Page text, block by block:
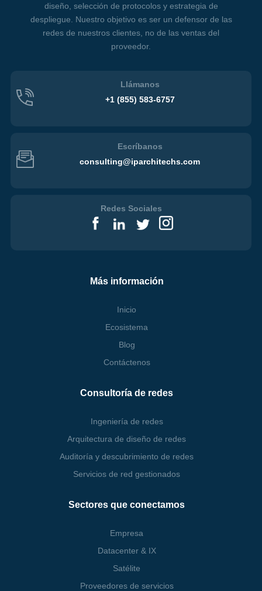
diseño, selección de protocolos y estrategia de
despliegue. Nuestro objetivo es ser un defensor de las
redes de nuestros clientes, no de las ventas del
proveedor.
Llámanos
+1 (855) 583-6757
Escríbanos
consulting@iparchitechs.com
Redes Sociales
Más información
Inicio
Ecosistema
Blog
Contáctenos
Consultoría de redes
Ingeniería de redes
Arquitectura de diseño de redes
Auditoría y descubrimiento de redes
Servicios de red gestionados
Sectores que conectamos
Empresa
Datacenter & IX
Satélite
Proveedores de servicios